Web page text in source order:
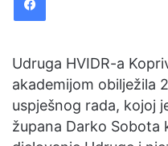
m
a
i
Udruga HVIDR-a
akademijom obilježila
uspješnog rada, kojoj
župana Darko Sobota